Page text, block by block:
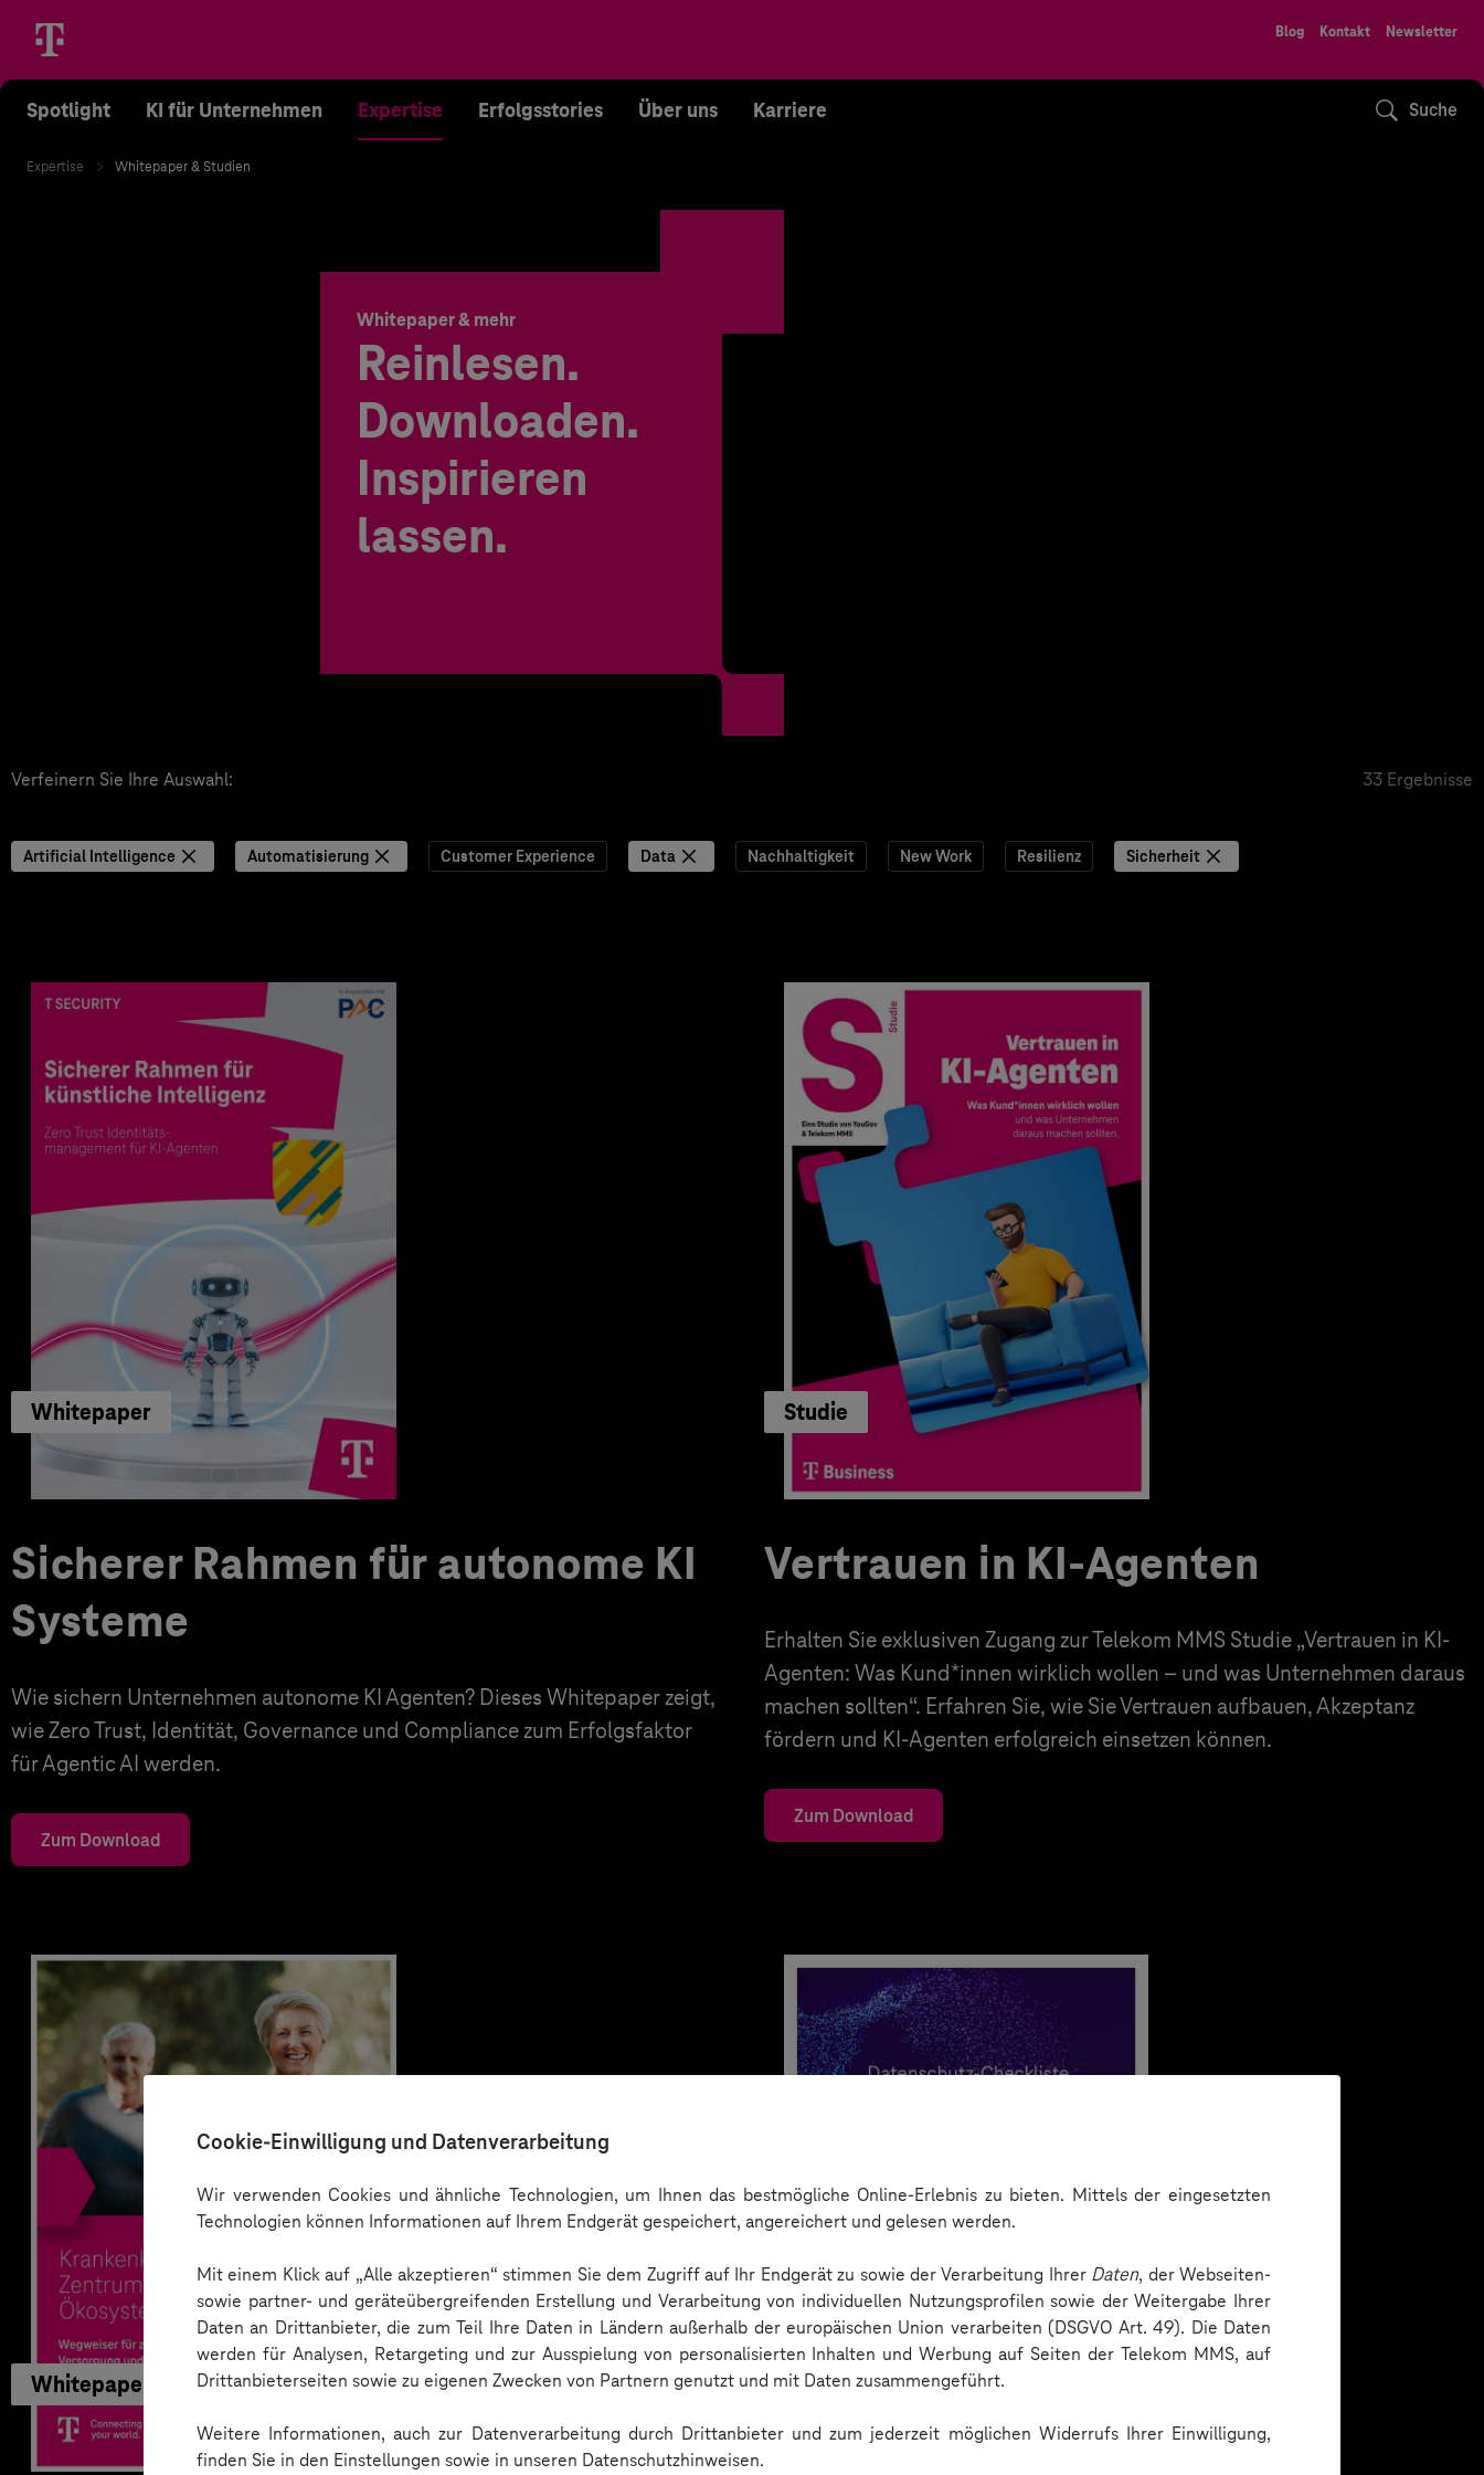
Cookie-Einwilligung und Datenverarbeitung
Wir verwenden Cookies und ähnliche Technologien, um Ihnen das bestmögliche Online-Erlebnis zu bieten. Mittels der eingesetzten
Technologien können Informationen auf Ihrem Endgerät gespeichert, angereichert und gelesen werden.
Mit einem Klick auf „Alle akzeptieren“ stimmen Sie dem Zugriff auf Ihr Endgerät zu sowie der Verarbeitung Ihrer Daten, der Webseiten-
sowie partner- und geräteübergreifenden Erstellung und Verarbeitung von individuellen Nutzungsprofilen sowie der Weitergabe Ihrer
Daten an Drittanbieter, die zum Teil Ihre Daten in Ländern außerhalb der europäischen Union verarbeiten (DSGVO Art. 49). Die Daten
werden für Analysen, Retargeting und zur Ausspielung von personalisierten Inhalten und Werbung auf Seiten der Telekom MMS, auf
Drittanbieterseiten sowie zu eigenen Zwecken von Partnern genutzt und mit Daten zusammengeführt.
Weitere Informationen, auch zur Datenverarbeitung durch Drittanbieter und zum jederzeit möglichen Widerrufs Ihrer Einwilligung,
finden Sie in den Einstellungen sowie in unseren Datenschutzhinweisen.
Blog Kontakt Newsletter
Spotlight KI für Unternehmen Expertise Erfolgsstories Über uns Karriere Suche
Expertise Whitepaper & Studien
Whitepaper & mehr
Reinlesen.
Downloaden.
Inspirieren
lassen.
Verfeinern Sie Ihre Auswahl: 33 Ergebnisse
Artificial Intelligence Automatisierung Customer Experience Data Nachhaltigkeit New Work Resilienz Sicherheit
Whitepaper
Sicherer Rahmen für autonome KI
Systeme
Wie sichern Unternehmen autonome KI Agenten? Dieses Whitepaper zeigt,
wie Zero Trust, Identität, Governance und Compliance zum Erfolgsfaktor
für Agentic AI werden.
Zum Download
Studie
Vertrauen in KI-Agenten
Erhalten Sie exklusiven Zugang zur Telekom MMS Studie „Vertrauen in KI-
Agenten: Was Kund*innen wirklich wollen – und was Unternehmen daraus
machen sollten“. Erfahren Sie, wie Sie Vertrauen aufbauen, Akzeptanz
fördern und KI-Agenten erfolgreich einsetzen können.
Zum Download
Whitepaper Checkliste